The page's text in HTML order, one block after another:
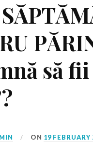
să
ON 19 FEBRUARY